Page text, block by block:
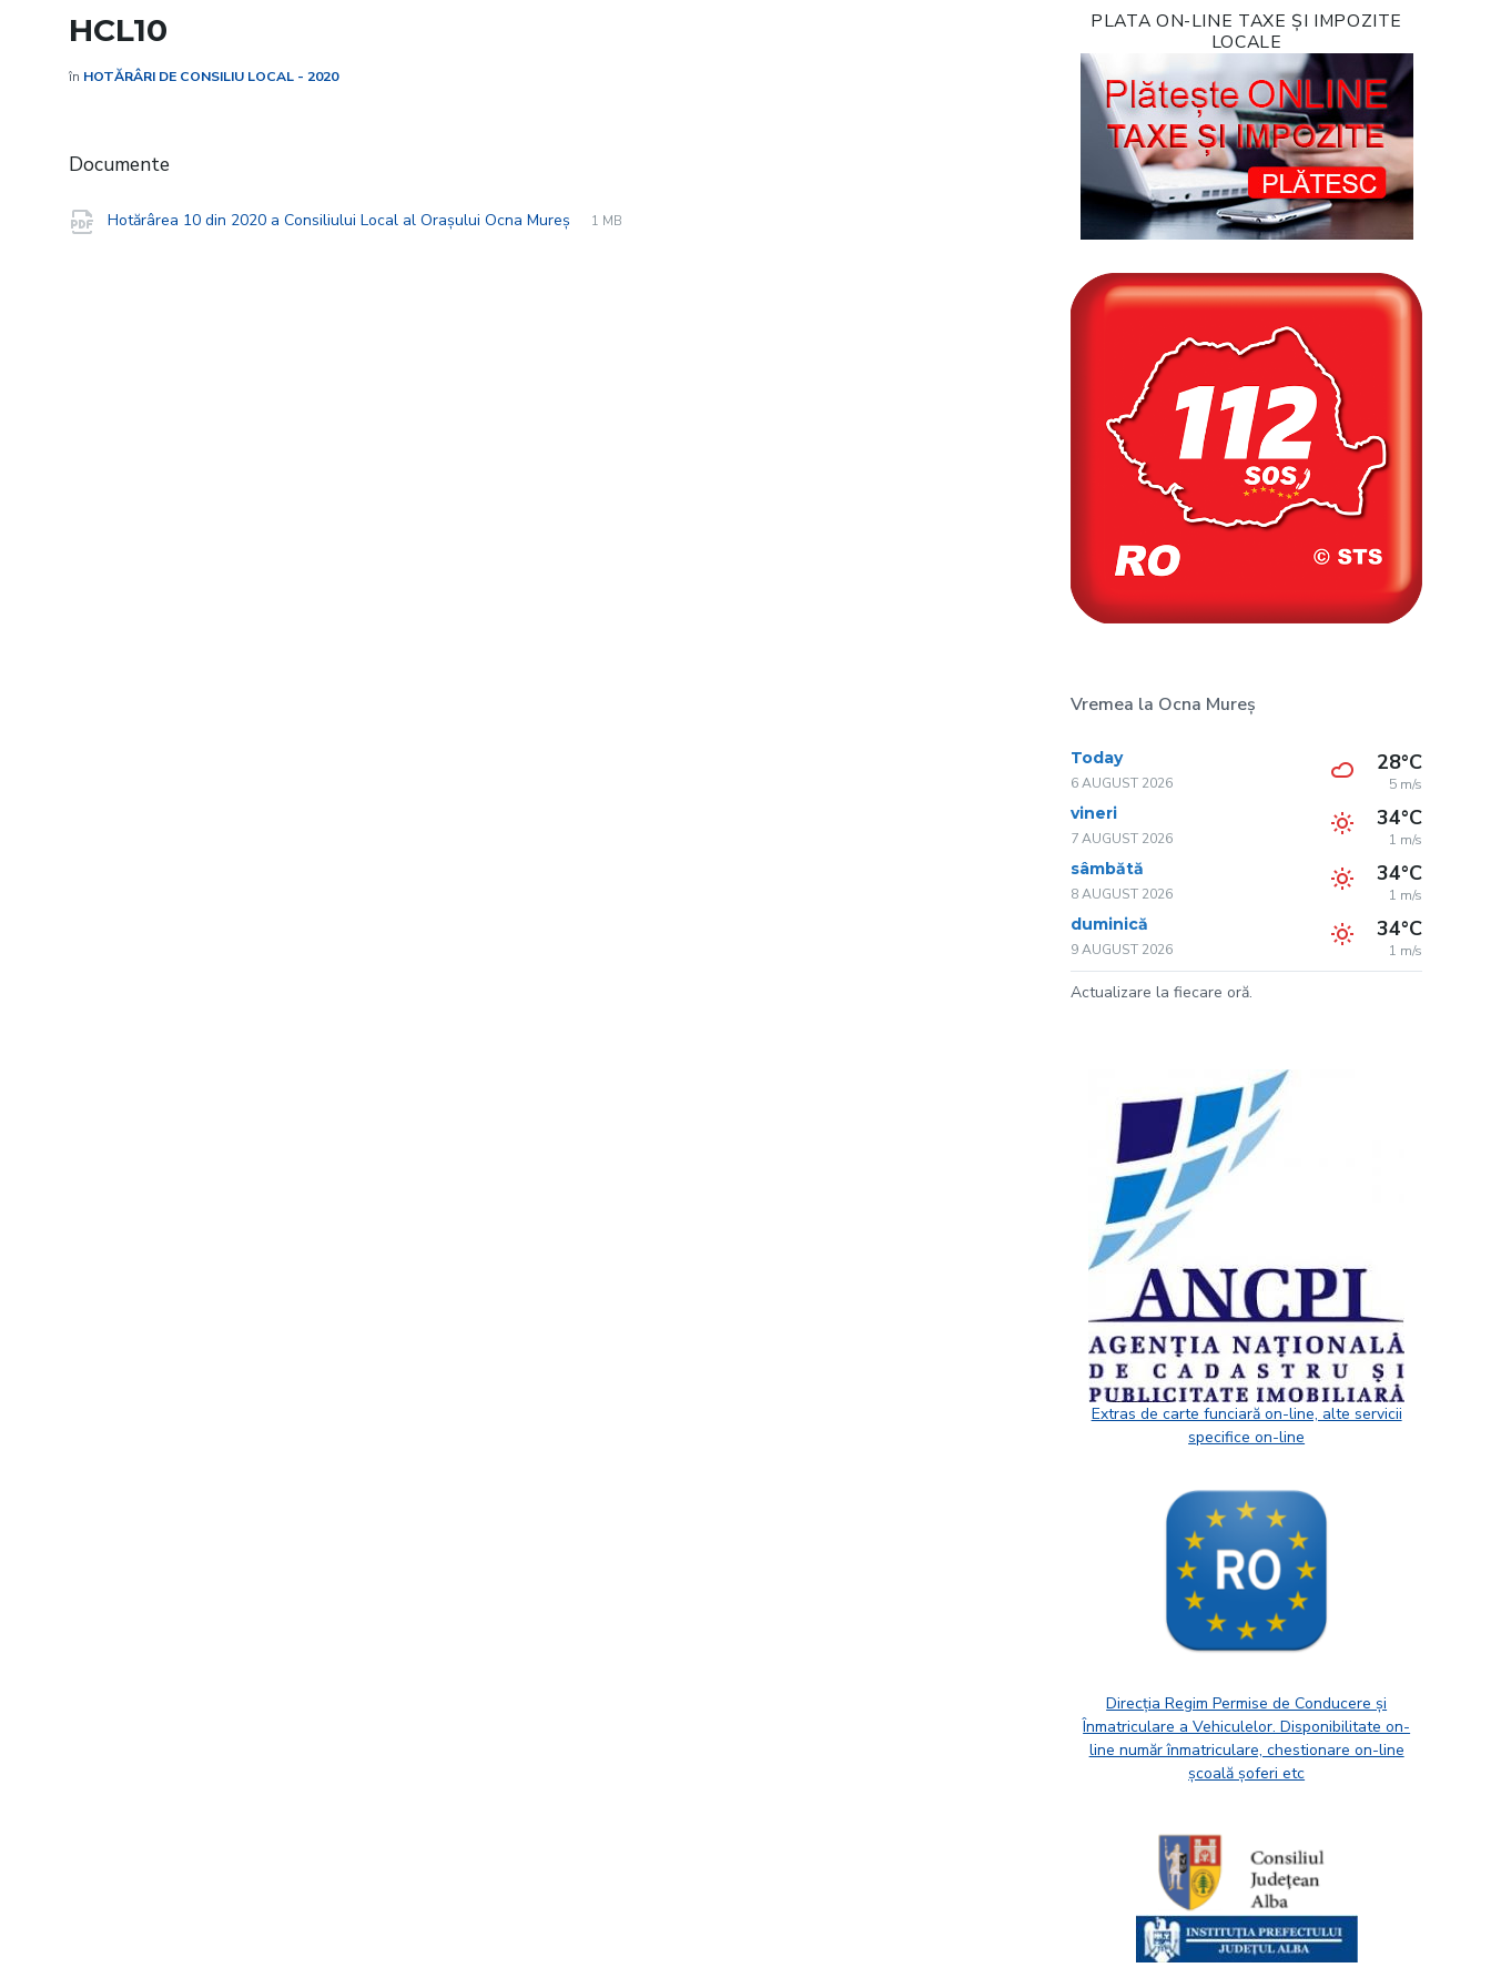
HCL10
în HOTĂRÂRI DE CONSILIU LOCAL - 2020
Documente
Hotărârea 10 din 2020 a Consiliului Local al Orașului Ocna Mureș
File
pdf
File
1 MB
PLATA ON-LINE TAXE ȘI IMPOZITE
LOCALE
Vremea la Ocna Mureș
Today
6 AUGUST 2026
28°C
5 m/s
vineri
7 AUGUST 2026
34°C
1 m/s
sâmbătă
8 AUGUST 2026
34°C
1 m/s
duminică
9 AUGUST 2026
34°C
1 m/s
Actualizare la fiecare oră.
Extras de carte funciară on-line, alte servicii
specifice on-line
Direcția Regim Permise de Conducere și
Înmatriculare a Vehiculelor. Disponibilitate on-
line număr înmatriculare, chestionare on-line
școală șoferi etc